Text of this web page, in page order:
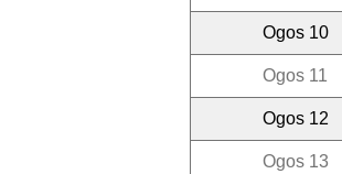
Ogos 10
Ogos 11
Ogos 12
Ogos 13